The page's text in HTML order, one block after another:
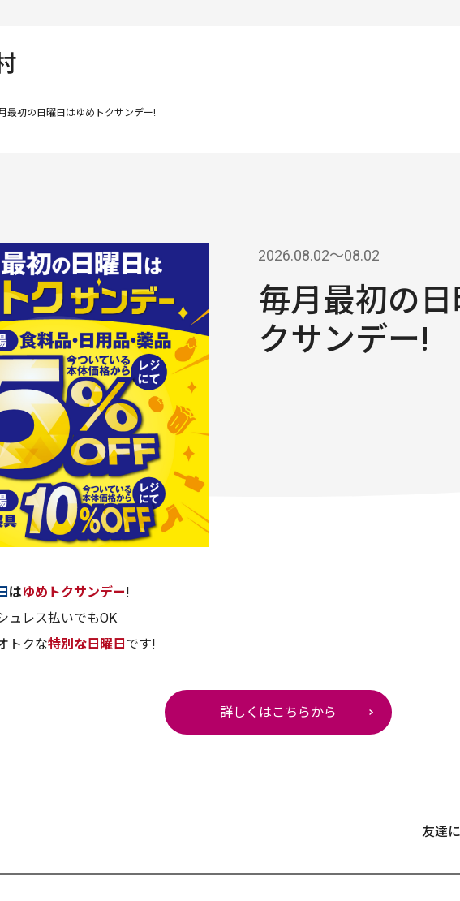
最初の日曜日はゆめトクサンデー!
2026.08.02〜08.02
毎月最初の
クサンデー!
はゆめトクサンデー!
ュレス払いでもOK
トクな特別な日曜日 です!
詳しくはこちらから
友達